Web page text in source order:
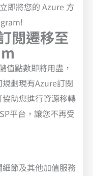
即將您的 Azure 方
閲遷移至
值點數即將用盡，
劃現有Azure訂閱
助您進行資源移轉
平台，讓您不再受
節及其他加值服務